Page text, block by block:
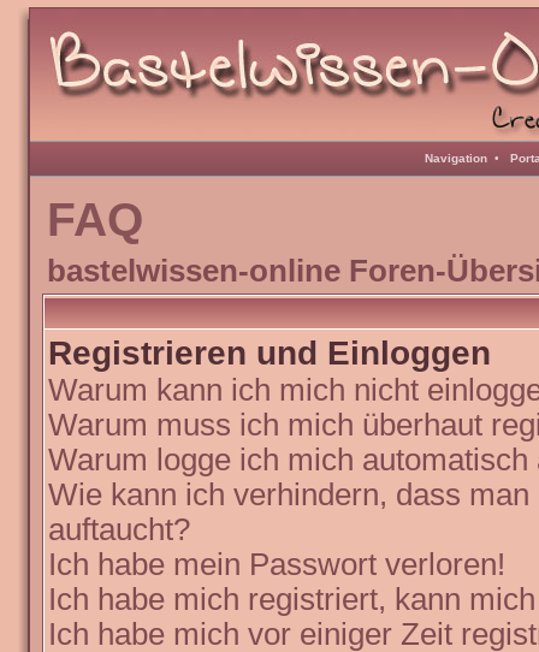
Navigation •
FAQ
bastelwissen-online Foren-
Registrieren und Einloggen
Warum kann ich mich nicht
Warum muss ich mich überhaut
Warum logge ich mich automatisch
Wie kann ich verhindern, dass
auftaucht?
Ich habe mein Passwort verloren!
Ich habe mich registriert, kann
Ich habe mich vor einiger Zeit